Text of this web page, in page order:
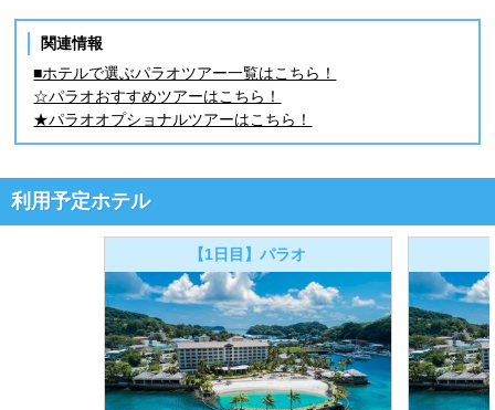
関連情報
■ホテルで選ぶパラオツアー一覧はこちら！
☆パラオおすすめツアーはこちら！
★パラオオプショナルツアーはこちら！
利用予定ホテル
【1日目】パラオ